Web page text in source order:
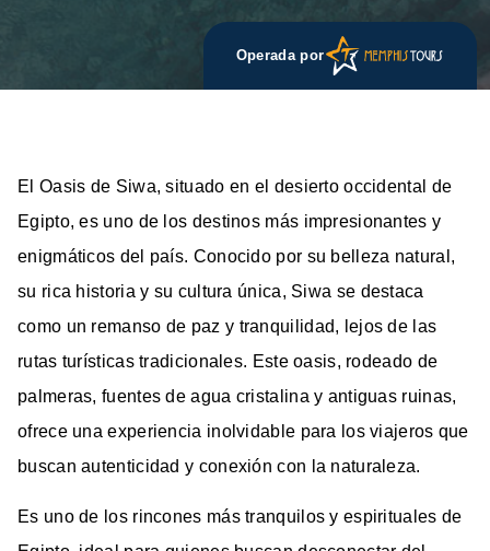
Operada por
El Oasis de Siwa, situado en el desierto occidental de
Egipto, es uno de los destinos más impresionantes y
enigmáticos del país. Conocido por su belleza natural,
su rica historia y su cultura única, Siwa se destaca
como un remanso de paz y tranquilidad, lejos de las
rutas turísticas tradicionales. Este oasis, rodeado de
palmeras, fuentes de agua cristalina y antiguas ruinas,
ofrece una experiencia inolvidable para los viajeros que
buscan autenticidad y conexión con la naturaleza.
Es uno de los rincones más tranquilos y espirituales de